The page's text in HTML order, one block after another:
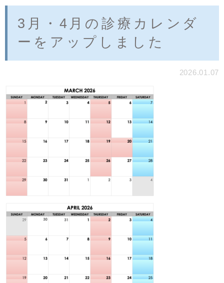
3月・4月の診療カレンダ
ーをアップしました
2026.01.07